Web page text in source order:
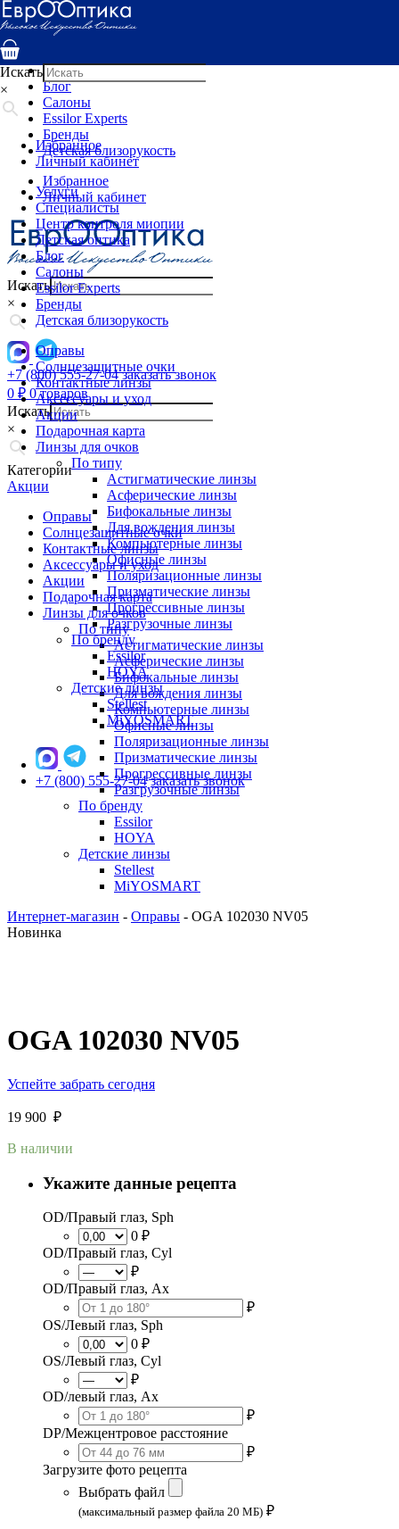
Услуги
Специалисты
Детская оптика
Блог
Салоны
Essilor Experts
Бренды
Детская близорукость
Избранное
Личный кабинет
Искать
×
+7 (800) 555-27-04 заказать звонок
0 ₽ 0 товаров
Искать
×
Категории
Акции
Оправы
Солнцезащитные очки
Контактные линзы
Аксессуары и уход
Акции
Подарочная карта
Линзы для очков
По типу
Астигматические линзы
Асферические линзы
Бифокальные линзы
Для вождения линзы
Компьютерные линзы
Офисные линзы
Поляризационные линзы
Призматические линзы
Прогрессивные линзы
Разгрузочные линзы
По бренду
Essilor
HOYA
Детские линзы
Stellest
MiYOSMART
Искать
×
Избранное
Личный кабинет
Услуги
Специалисты
Центр контроля миопии
Детская оптика
Блог
Салоны
Essilor Experts
Бренды
Детская близорукость
Оправы
Солнцезащитные очки
Контактные линзы
Аксессуары и уход
Акции
Подарочная карта
Линзы для очков
По типу
Астигматические линзы
Асферические линзы
Бифокальные линзы
Для вождения линзы
Компьютерные линзы
Офисные линзы
Поляризационные линзы
Призматические линзы
Прогрессивные линзы
Разгрузочные линзы
По бренду
Essilor
HOYA
Детские линзы
Stellest
MiYOSMART
+7 (800) 555-27-04 заказать звонок
Интернет-магазин - Оправы - OGA 102030 NV05
Новинка
OGA 102030 NV05
Успейте забрать сегодня
19 900 ₽
В наличии
Укажите данные рецепта
OD/Правый глаз, Sph
0 ₽
OD/Правый глаз, Cyl
₽
OD/Правый глаз, Ax
₽
OS/Левый глаз, Sph
0 ₽
OS/Левый глаз, Cyl
₽
OD/левый глаз, Ax
₽
DP/Межцентровое расстояние
₽
Загрузите фото рецепта
Выбрать файл
(максимальный размер файла 20 МБ) ₽